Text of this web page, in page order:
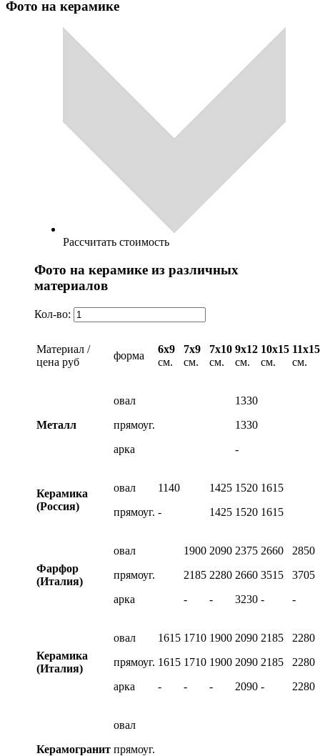
Фото на керамике
Рассчитать стоимость
Фото на керамике из различных
материалов
Кол-во:
Материал /
цена руб
форма
6х9
см.
7х9
см.
7х10
см.
9х12
см.
10х15
см.
11х15
см.
Металл
овал
прямоуг.
арка
1330
1330
-
Керамика
(Россия)
овал
прямоуг.
1140
-
1425
1425
1520
1520
1615
1615
Фарфор
(Италия)
овал
прямоуг.
арка
1900
2185
-
2090
2280
-
2375
2660
3230
2660
3515
-
2850
3705
-
Керамика
(Италия)
овал
прямоуг.
арка
1615
1615
-
1710
1710
-
1900
1900
-
2090
2090
2090
2185
2185
-
2280
2280
2280
Керамогранит
овал
прямоуг.